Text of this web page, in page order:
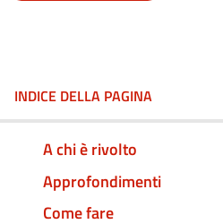
INDICE DELLA PAGINA
A chi è rivolto
Approfondimenti
Come fare